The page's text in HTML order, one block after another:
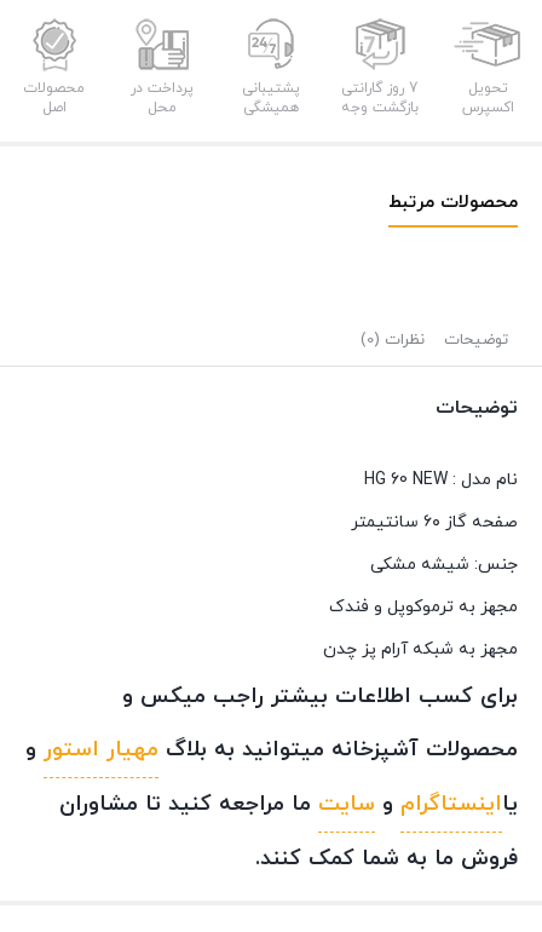
تحویل
اکسپرس
7 روز گارانتی
بازگشت وجه
پشتیبانی
همیشگی
پرداخت در
محل
محصولات
اصل
محصولات مرتبط
توضیحات نظرات (0)
توضیحات
نام مدل : HG 60 NEW
صفحه گاز ۶۰ سانتیمتر
جنس: شیشه مشکی
مجهز به ترموکوپل و فندک
مجهز به شبکه آرام پز چدن
برای کسب اطلاعات بیشتر راجب میکس و
محصولات آشپزخانه میتوانید به بلاگ مهیار استور و
یااینستاگرام و سایت ما مراجعه کنید تا مشاوران
فروش ما به شما کمک کنند.